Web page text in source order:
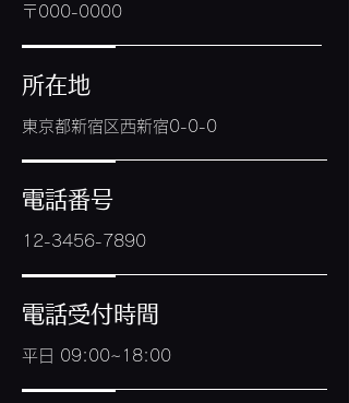
〒000-0000
所在地
東京都新宿区西新宿0-0-0
電話番号
12-3456-7890
電話受付時間
平日 09:00~18:00